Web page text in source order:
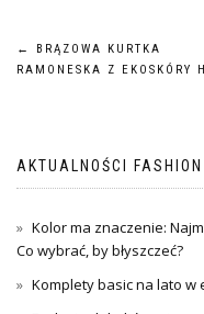
Nawigacja
←
BRĄZOWA KURTKA
RAMONESKA Z EKOSKÓRY
AKTUALNOŚCI FASHION
Kolor ma znaczenie:
Co wybrać, by błyszczeć?
Komplety basic na lato w